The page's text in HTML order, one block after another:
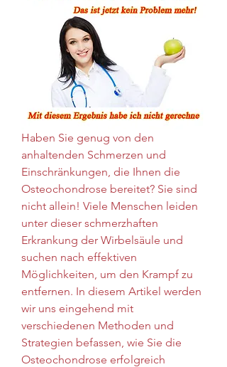
Haben Sie genug von den
anhaltenden Schmerzen und
Einschränkungen, die Ihnen die
Osteochondrose bereitet? Sie sind
nicht allein! Viele Menschen leiden
unter dieser schmerzhaften
Erkrankung der Wirbelsäule und
suchen nach effektiven
Möglichkeiten, um den Krampf zu
entfernen. In diesem Artikel werden
wir uns eingehend mit
verschiedenen Methoden und
Strategien befassen, wie Sie die
Osteochondrose erfolgreich